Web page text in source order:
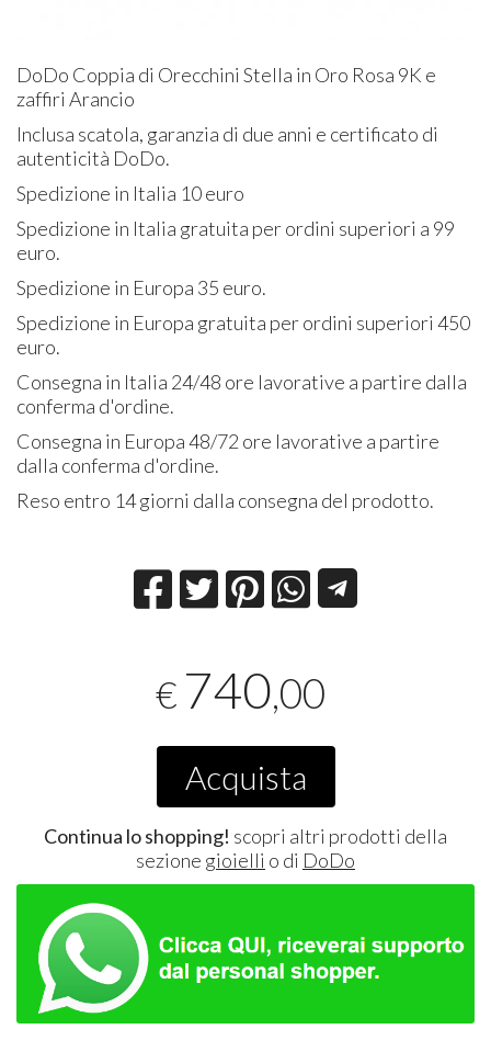
DoDo Coppia di Orecchini Stella in Oro Rosa 9K e
zaffiri Arancio
Inclusa scatola, garanzia di due anni e certificato di
autenticità DoDo.
Spedizione in Italia 10 euro
Spedizione in Italia gratuita per ordini superiori a 99
euro.
Spedizione in Europa 35 euro.
Spedizione in Europa gratuita per ordini superiori 450
euro.
Consegna in Italia 24/48 ore lavorative a partire dalla
conferma d'ordine.
Consegna in Europa 48/72 ore lavorative a partire
dalla conferma d'ordine.
Reso entro 14 giorni dalla consegna del prodotto.
€ 740,00
Acquista
Continua lo shopping! scopri altri prodotti della
sezione gioielli o di DoDo